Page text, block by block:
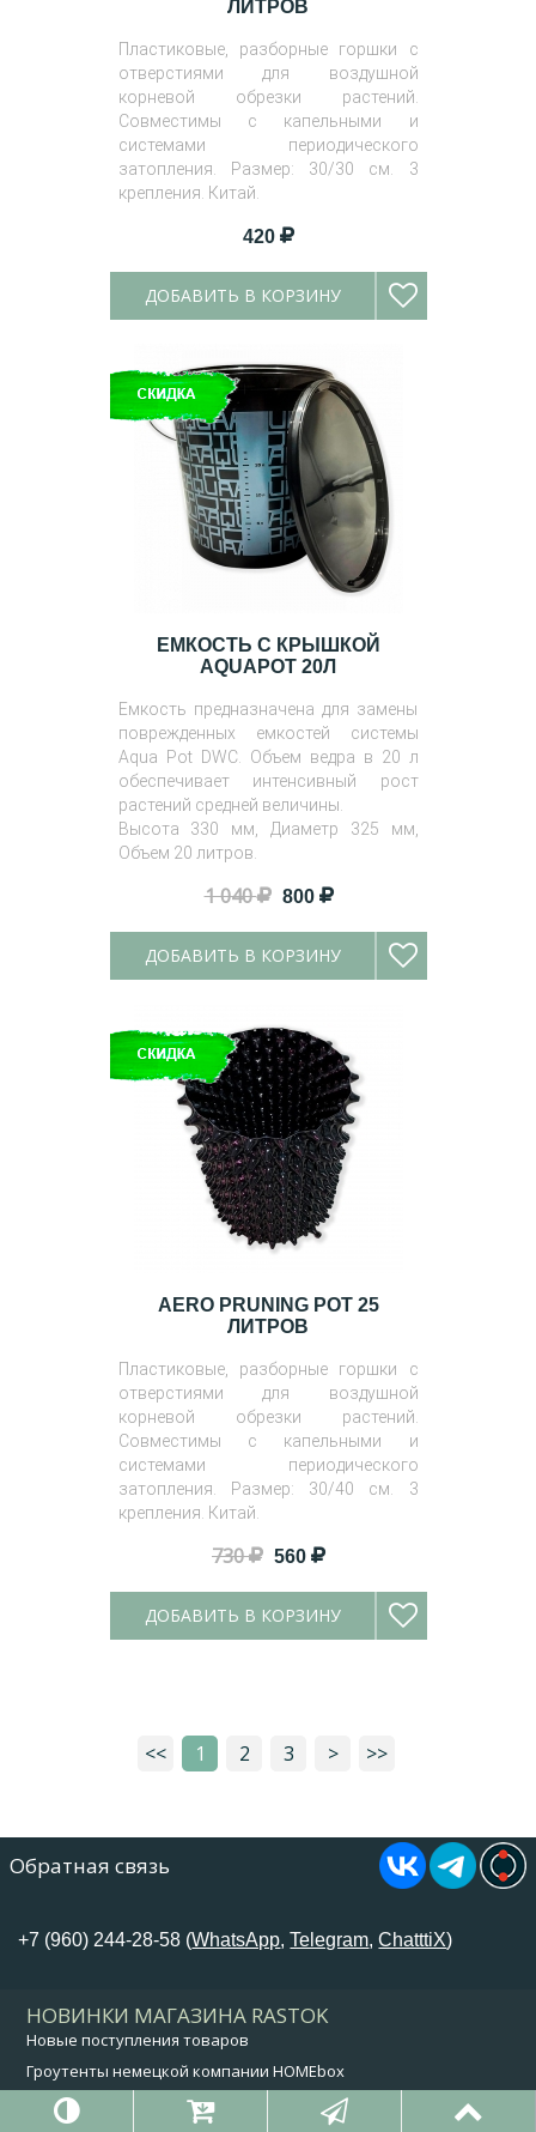
ЛИТРОВ
Пластиковые, разборные горшки с
отверстиями для воздушной
корневой обрезки растений.
Совместимы с капельными и
системами периодического
затопления. Размер: 30/30 см. 3
крепления. Китай.
420
ДОБАВИТЬ В КОРЗИНУ
ЕМКОСТЬ С КРЫШКОЙ
AQUAPOT 20Л
Емкость предназначена для замены
поврежденных емкостей системы
Aqua Pot DWC. Объем ведра в 20 л
обеспечивает интенсивный рост
растений средней величины.
Высота 330 мм, Диаметр 325 мм,
Объем 20 литров.
1 040 800
ДОБАВИТЬ В КОРЗИНУ
AERO PRUNING POT 25
ЛИТРОВ
Пластиковые, разборные горшки с
отверстиями для воздушной
корневой обрезки растений.
Совместимы с капельными и
системами периодического
затопления. Размер: 30/40 см. 3
крепления. Китай.
730 560
ДОБАВИТЬ В КОРЗИНУ
<< 1 2 3 > >>
Обратная связь
+7 (960) 244-28-58 (WhatsApp,Telegram,ChatttiX)
НОВИНКИ МАГАЗИНА RASTOK
Новые поступления товаров
Гроутенты немецкой компании HOMEbox
Оригинальные FloraFlex